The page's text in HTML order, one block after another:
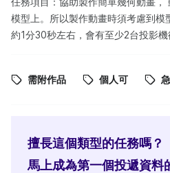
模型上。所以製作動畫時須考慮到模
約1分30秒左右，會有至少2台投影機
需附作品 個人可
擅長這個類型的任務嗎？
馬上成為第一個投遞資料